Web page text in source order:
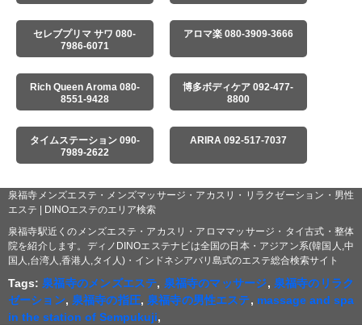
セレブプリマ サワ 080-
7986-6071
アロマ楽 080-3909-3666
Rich Queen Aroma 080-
8551-9428
博多ボディケア 092-477-
8800
タイムステーション 090-
7989-2622
ARIRA 092-517-7037
泉福寺メンズエステ・メンズマッサージ・アカスリ・リラクゼーション・男性
エステ | DINOエステのエリア検索
泉福寺駅近くのメンズエステ・アカスリ・アロママッサージ・タイ古式・整体
院を紹介します。ディノDINOエステナビは全国の日本・アジアン系(韓国人,中
国人,台湾人,香港人,タイ人)・インドネシアバリ島式のエステ総合検索サイト
Tags:泉福寺のメンズエステ, 泉福寺のマッサージ, 泉福寺のリラク
ゼーション, 泉福寺の指圧,泉福寺の男性エステ, massage and spa
in the station of Sempukuji,